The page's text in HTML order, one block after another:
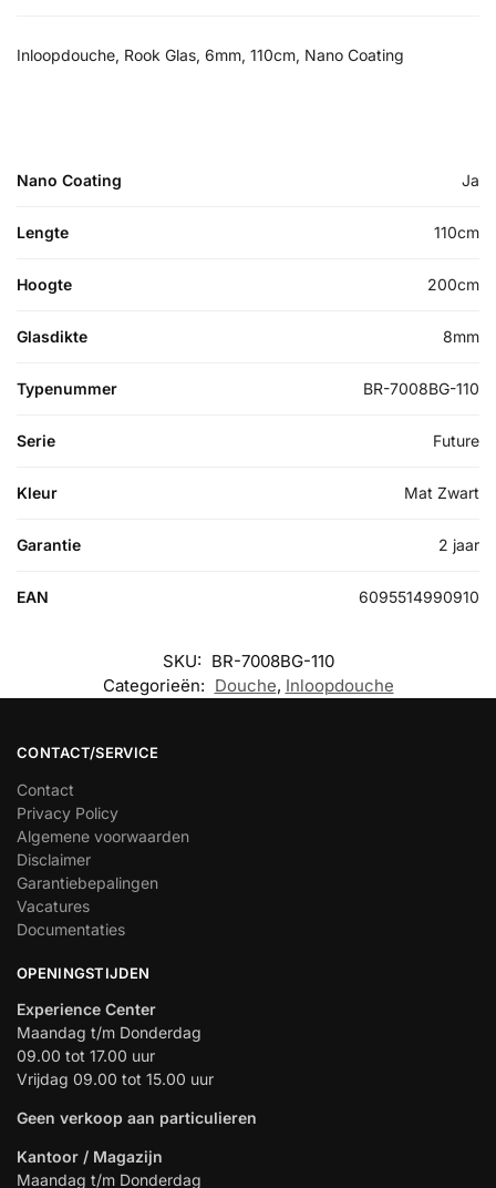
Inloopdouche, Rook Glas, 6mm, 110cm, Nano Coating
Nano Coating Ja
Lengte 110cm
Hoogte 200cm
Glasdikte 8mm
Typenummer BR-7008BG-110
Serie Future
Kleur Mat Zwart
Garantie 2 jaar
EAN 6095514990910
SKU: BR-7008BG-110
Categorieën: Douche, Inloopdouche
CONTACT/SERVICE
Contact
Privacy Policy
Algemene voorwaarden
Disclaimer
Garantiebepalingen
Vacatures
Documentaties
OPENINGSTIJDEN
Experience Center
Maandag t/m Donderdag
09.00 tot 17.00 uur
Vrijdag 09.00 tot 15.00 uur
Geen verkoop aan particulieren
Kantoor / Magazijn
Maandag t/m Donderdag